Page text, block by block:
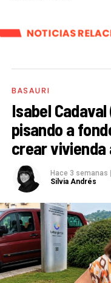
NOTICIAS
BASAURI
Isabel
pisando a
crear vivienda
Hace 3 semanas
Silvia Andrés